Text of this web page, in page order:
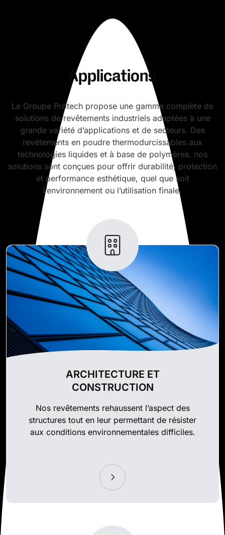
Applications
Le Groupe Protech propose une gamme complète de
solutions de revêtements industriels adaptées à une
grande variété d’applications et de secteurs. Des
revêtements en poudre thermodurcissables aux
technologies liquides et à base de polymères, nos
solutions sont conçues pour offrir durabilité, protection
et performance esthétique, quel que soit
l’environnement ou l’utilisation finale.
ARCHITECTURE ET
CONSTRUCTION
Nos revêtements rehaussent l’aspect des
structures tout en leur permettant de résister
aux conditions environnementales difficiles.